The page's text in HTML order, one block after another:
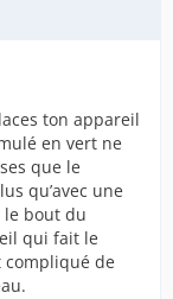
ton appareil
en vert ne
que le
qu’avec une
bout du
qui fait le
compliqué de